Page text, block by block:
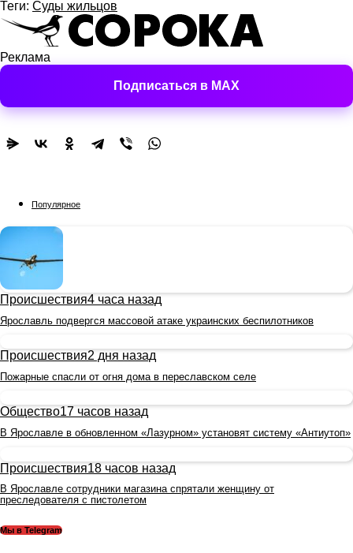
Теги: Суды жильцов
Реклама
Подписаться в MAX
Популярное
Происшествия4 часа назад
Ярославль подвергся массовой атаке украинских беспилотников
Происшествия2 дня назад
Пожарные спасли от огня дома в переславском селе
Общество17 часов назад
В Ярославле в обновленном «Лазурном» установят систему «Антиутоп»
Происшествия18 часов назад
В Ярославле сотрудники магазина спрятали женщину от
преследователя с пистолетом
Мы в Telegram